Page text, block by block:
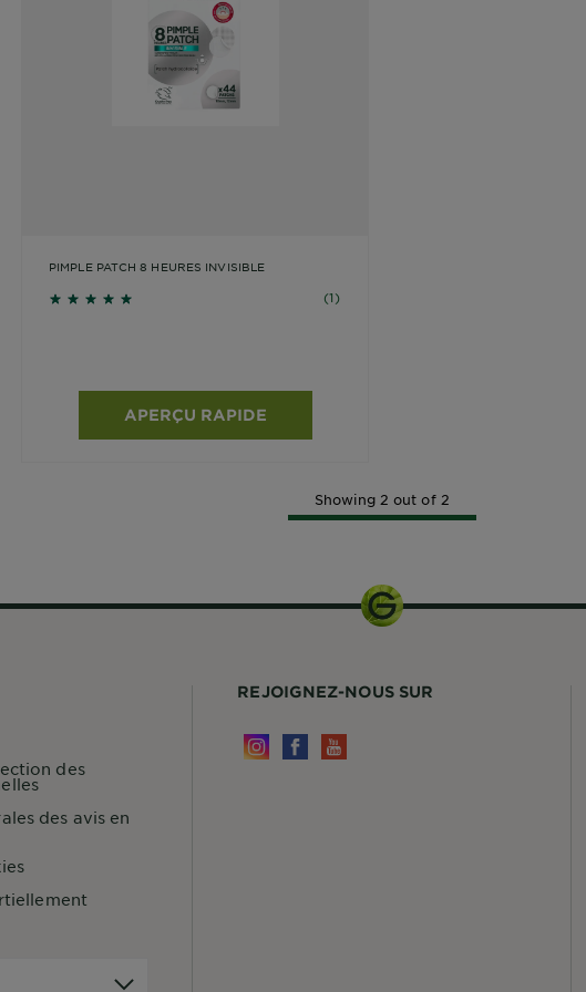
PIMPLE PATCH 8 HEURES INVISIBLE
5 sur 5 étoiles basé sur les avis (1)
APERÇU RAPIDE
Showing 2 out of 2
des
des avis en
REJOIGNEZ-NOUS SUR